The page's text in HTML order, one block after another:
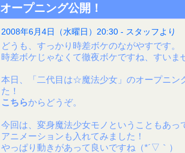
オープニング公開！
2008年6月4日（水曜日）20:30 - スタッフより
どうも、すっかり時差ボケのながやすです。
時差ボケじゃなくて徹夜ボケですね、すいま
本日、「二代目は☆魔法少女」のオープニン
た！
こちらからどうぞ。
今回は、変身魔法少女モノということもあっ
アニメーションも入れてみました！
やっぱり動きがあって良いですね（*´▽｀）